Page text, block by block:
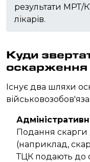
результати МРТ/
лікарів.
Куди
Існує два шляхи
Подання скарги
(наприклад,
ТЦК подають до